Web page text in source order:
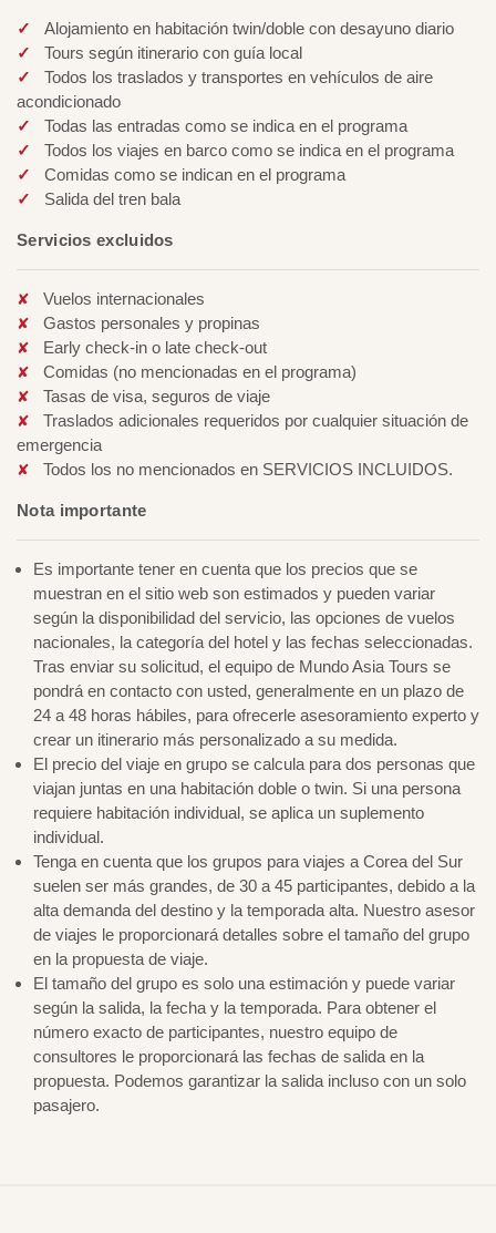
Alojamiento en habitación twin/doble con desayuno diario
Tours según itinerario con guía local
Todos los traslados y transportes en vehículos de aire
acondicionado
Todas las entradas como se indica en el programa
Todos los viajes en barco como se indica en el programa
Comidas como se indican en el programa
Salida del tren bala
Servicios excluidos
Vuelos internacionales
Gastos personales y propinas
Early check-in o late check-out
Comidas (no mencionadas en el programa)
Tasas de visa, seguros de viaje
Traslados adicionales requeridos por cualquier situación de
emergencia
Todos los no mencionados en SERVICIOS INCLUIDOS.
Nota importante
Es importante tener en cuenta que los precios que se
muestran en el sitio web son estimados y pueden variar
según la disponibilidad del servicio, las opciones de vuelos
nacionales, la categoría del hotel y las fechas seleccionadas.
Tras enviar su solicitud, el equipo de Mundo Asia Tours se
pondrá en contacto con usted, generalmente en un plazo de
24 a 48 horas hábiles, para ofrecerle asesoramiento experto y
crear un itinerario más personalizado a su medida.
El precio del viaje en grupo se calcula para dos personas que
viajan juntas en una habitación doble o twin. Si una persona
requiere habitación individual, se aplica un suplemento
individual.
Tenga en cuenta que los grupos para viajes a Corea del Sur
suelen ser más grandes, de 30 a 45 participantes, debido a la
alta demanda del destino y la temporada alta. Nuestro asesor
de viajes le proporcionará detalles sobre el tamaño del grupo
en la propuesta de viaje.
El tamaño del grupo es solo una estimación y puede variar
según la salida, la fecha y la temporada. Para obtener el
número exacto de participantes, nuestro equipo de
consultores le proporcionará las fechas de salida en la
propuesta. Podemos garantizar la salida incluso con un solo
pasajero.